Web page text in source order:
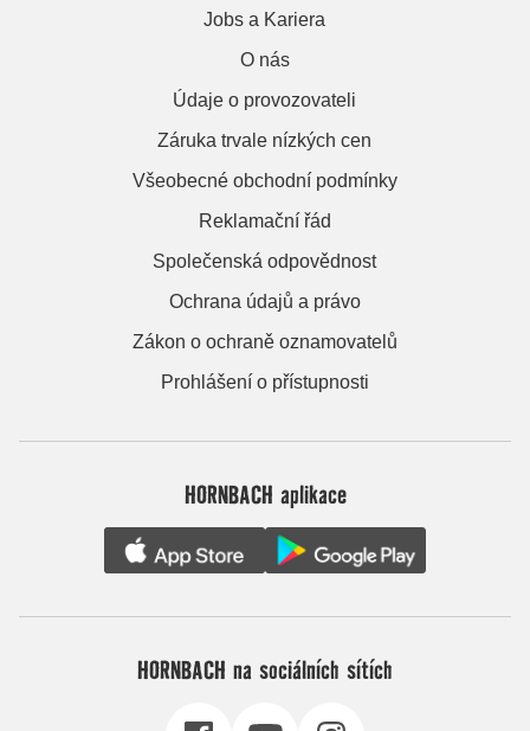
Jobs a Kariera
O nás
Údaje o provozovateli
Záruka trvale nízkých cen
Všeobecné obchodní podmínky
Reklamační řád
Společenská odpovědnost
Ochrana údajů a právo
Zákon o ochraně oznamovatelů
Prohlášení o přístupnosti
HORNBACH aplikace
HORNBACH na sociálních sítích